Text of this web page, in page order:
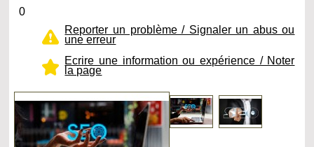
0
Reporter un problème / Signaler un abus ou
une erreur
Ecrire une information ou expérience / Noter
la page